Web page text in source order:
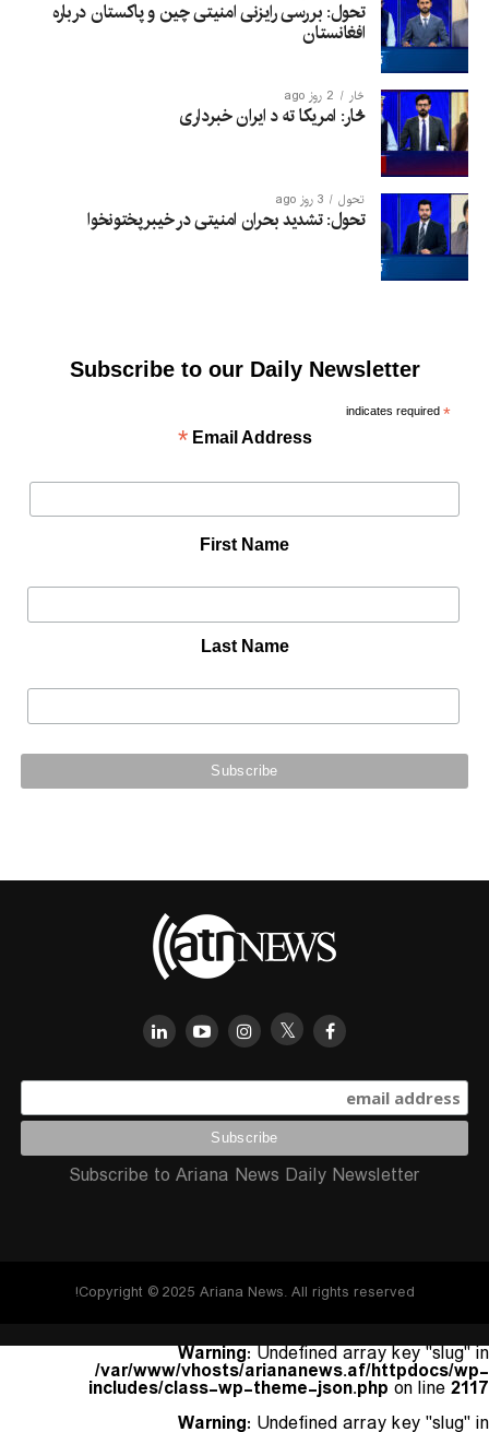
تحول: بررسی رایزنی امنیتی چین و پاکستان درباره
افغانستان
څار 2 روز ago
څار: امریکا ته د ایران خبرداری
تحول 3 روز ago
تحول: تشدید بحران امنیتی در خیبرپختونخوا
Subscribe to our Daily Newsletter
*
indicates required
Email Address
*
First Name
Last Name
Subscribe to Ariana News Daily Newsletter
Copyright © 2025 Ariana News. All rights reserved!
Warning: Undefined array key "slug" in
/var/www/vhosts/ariananews.af/httpdocs/wp-
includes/class-wp-theme-json.php on line2117
Warning: Undefined array key "slug" in